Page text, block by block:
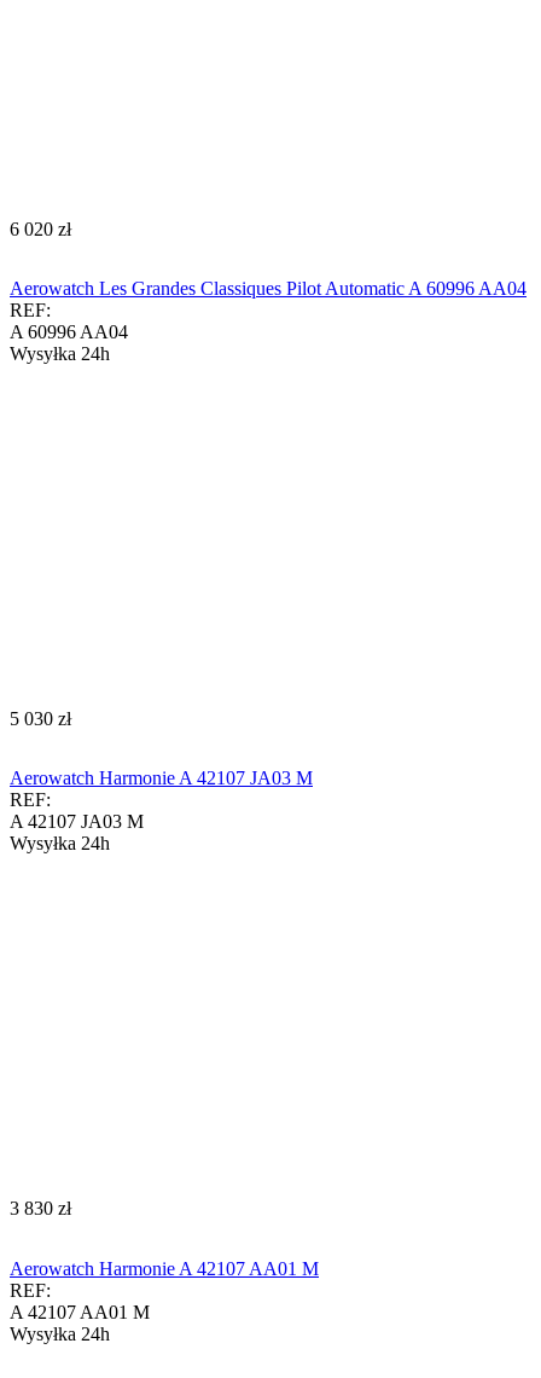
‍6 020‍ zł
Aerowatch Les Grandes Classiques Pilot Automatic A 60996 AA04
REF:
A 60996 AA04
Wysyłka 24h
‍5 030‍ zł
Aerowatch Harmonie A 42107 JA03 M
REF:
A 42107 JA03 M
Wysyłka 24h
‍3 830‍ zł
Aerowatch Harmonie A 42107 AA01 M
REF:
A 42107 AA01 M
Wysyłka 24h